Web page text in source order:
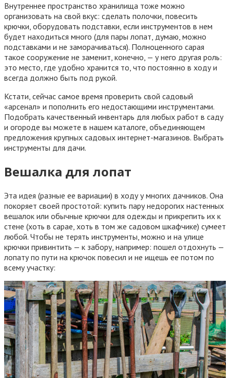
Внутреннее пространство хранилища тоже можно
организовать на свой вкус: сделать полочки, повесить
крючки, оборудовать подставки, если инструментов в нем
будет находиться много (для пары лопат, думаю, можно
подставками и не заморачиваться). Полноценного сарая
такое сооружение не заменит, конечно, — у него другая роль:
это место, где удобно хранится то, что постоянно в ходу и
всегда должно быть под рукой.
Кстати, сейчас самое время проверить свой садовый
«арсенал» и пополнить его недостающими инструментами.
Подобрать качественный инвентарь для любых работ в саду
и огороде вы можете в нашем каталоге, объединяющем
предложения крупных садовых интернет-магазинов. Выбрать
инструменты для дачи.
Вешалка для лопат
Эта идея (разные ее вариации) в ходу у многих дачников. Она
покоряет своей простотой: купить пару недорогих настенных
вешалок или обычные крючки для одежды и прикрепить их к
стене (хоть в сарае, хоть в том же садовом шкафчике) сумеет
любой. Чтобы не терять инструменты, можно и на улице
крючки привинтить — к забору, например: пошел отдохнуть —
лопату по пути на крючок повесил и не ищешь ее потом по
всему участку: